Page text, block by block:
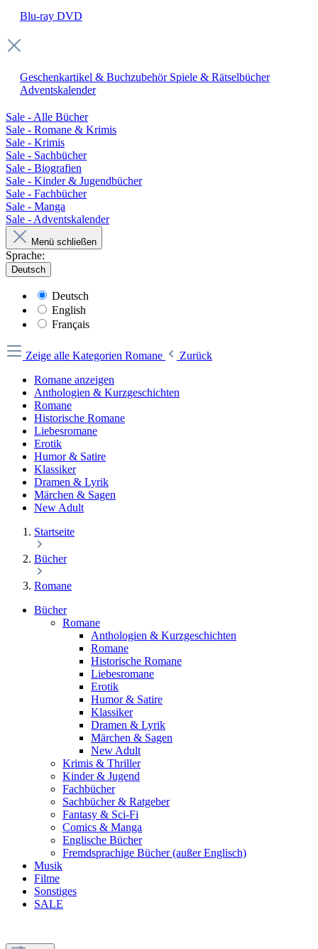
Blu-ray DVD
Geschenkartikel & Buchzubehör Spiele & Rätselbücher
Adventskalender
Sale - Alle Bücher
Sale - Romane & Krimis
Sale - Krimis
Sale - Sachbücher
Sale - Biografien
Sale - Kinder & Jugendbücher
Sale - Fachbücher
Sale - Manga
Sale - Adventskalender
Menü schließen
Sprache:
Deutsch
Deutsch
English
Français
Zeige alle Kategorien Romane
Zurück
Romane anzeigen
Anthologien & Kurzgeschichten
Romane
Historische Romane
Liebesromane
Erotik
Humor & Satire
Klassiker
Dramen & Lyrik
Märchen & Sagen
New Adult
Startseite
Bücher
Romane
Bücher
Romane
Anthologien & Kurzgeschichten
Romane
Historische Romane
Liebesromane
Erotik
Humor & Satire
Klassiker
Dramen & Lyrik
Märchen & Sagen
New Adult
Krimis & Thriller
Kinder & Jugend
Fachbücher
Sachbücher & Ratgeber
Fantasy & Sci-Fi
Comics & Manga
Englische Bücher
Fremdsprachige Bücher (außer Englisch)
Musik
Filme
Sonstiges
SALE